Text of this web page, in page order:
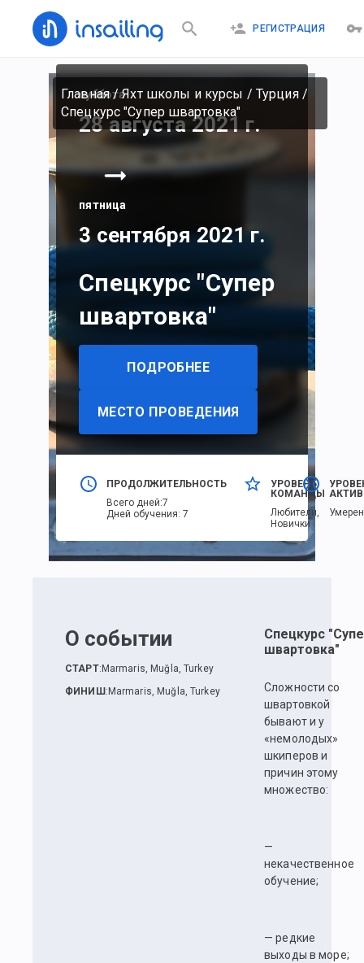
РЕГИСТРАЦИЯ
Главная/Яхт школы и курсы / Турция/
Спецкурс "Супер швартовка"
суббота
28 августа 2021 г.
пятница
3 сентября 2021 г.
Спецкурс "Супер
швартовка"
ПОДРОБНЕЕ
МЕСТО ПРОВЕДЕНИЯ
ПРОДОЛЖИТЕЛЬНОСТЬ
Всего дней:7
Дней обучения:7
УРОВЕНЬ
КОМАНДЫ
Любители,
Новички
О событии
СТАРТ: Marmaris, Muğla, Turkey
ФИНИШ : Marmaris, Muğla, Turkey
Спецкурс
швартовка"
Сложности со
швартовкой
бывают и у
«немолодых»
шкиперов и
причин этому
множество:
—
некачественное
обучение;
— редкие
выходы в море;